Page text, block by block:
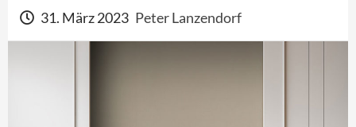
31. März 2023 Peter Lanzendorf